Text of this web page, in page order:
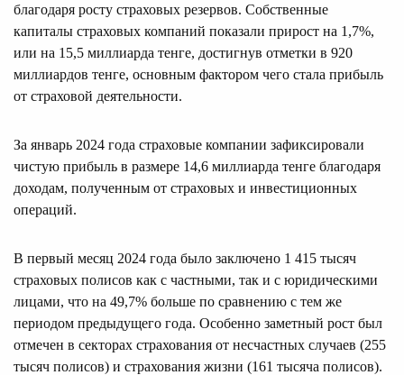
благодаря росту страховых резервов. Собственные
капиталы страховых компаний показали прирост на 1,7%,
или на 15,5 миллиарда тенге, достигнув отметки в 920
миллиардов тенге, основным фактором чего стала прибыль
от страховой деятельности.
За январь 2024 года страховые компании зафиксировали
чистую прибыль в размере 14,6 миллиарда тенге благодаря
доходам, полученным от страховых и инвестиционных
операций.
В первый месяц 2024 года было заключено 1 415 тысяч
страховых полисов как с частными, так и с юридическими
лицами, что на 49,7% больше по сравнению с тем же
периодом предыдущего года. Особенно заметный рост был
отмечен в секторах страхования от несчастных случаев (255
тысяч полисов) и страхования жизни (161 тысяча полисов).